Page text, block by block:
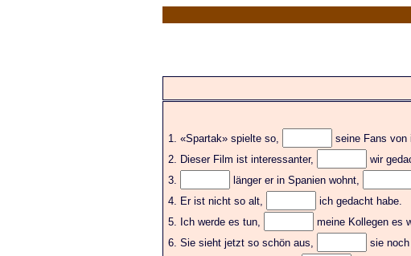
1. «Spartak» spielte so,
seine Fans von
2. Dieser Film ist interessanter,
wir
3.
länger er in Spanien wohnt,
4. Er ist nicht so alt,
ich gedacht habe.
5. Ich werde es tun,
meine Kollegen es
6. Sie sieht jetzt so schön aus,
sie noch